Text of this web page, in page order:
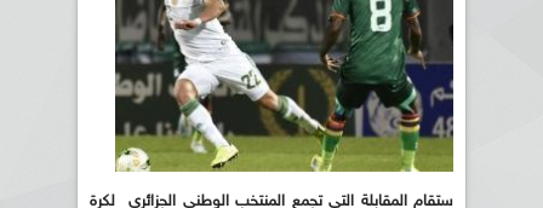
ستقام المقابلة التي تجمع المنتخب الوطني الجزائري لكرة